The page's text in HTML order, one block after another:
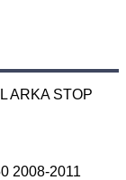
ARKA STOP
2008-2011